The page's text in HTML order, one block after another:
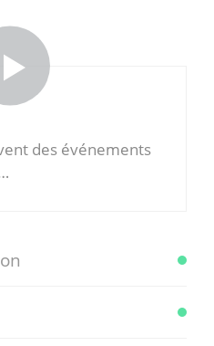
des événements